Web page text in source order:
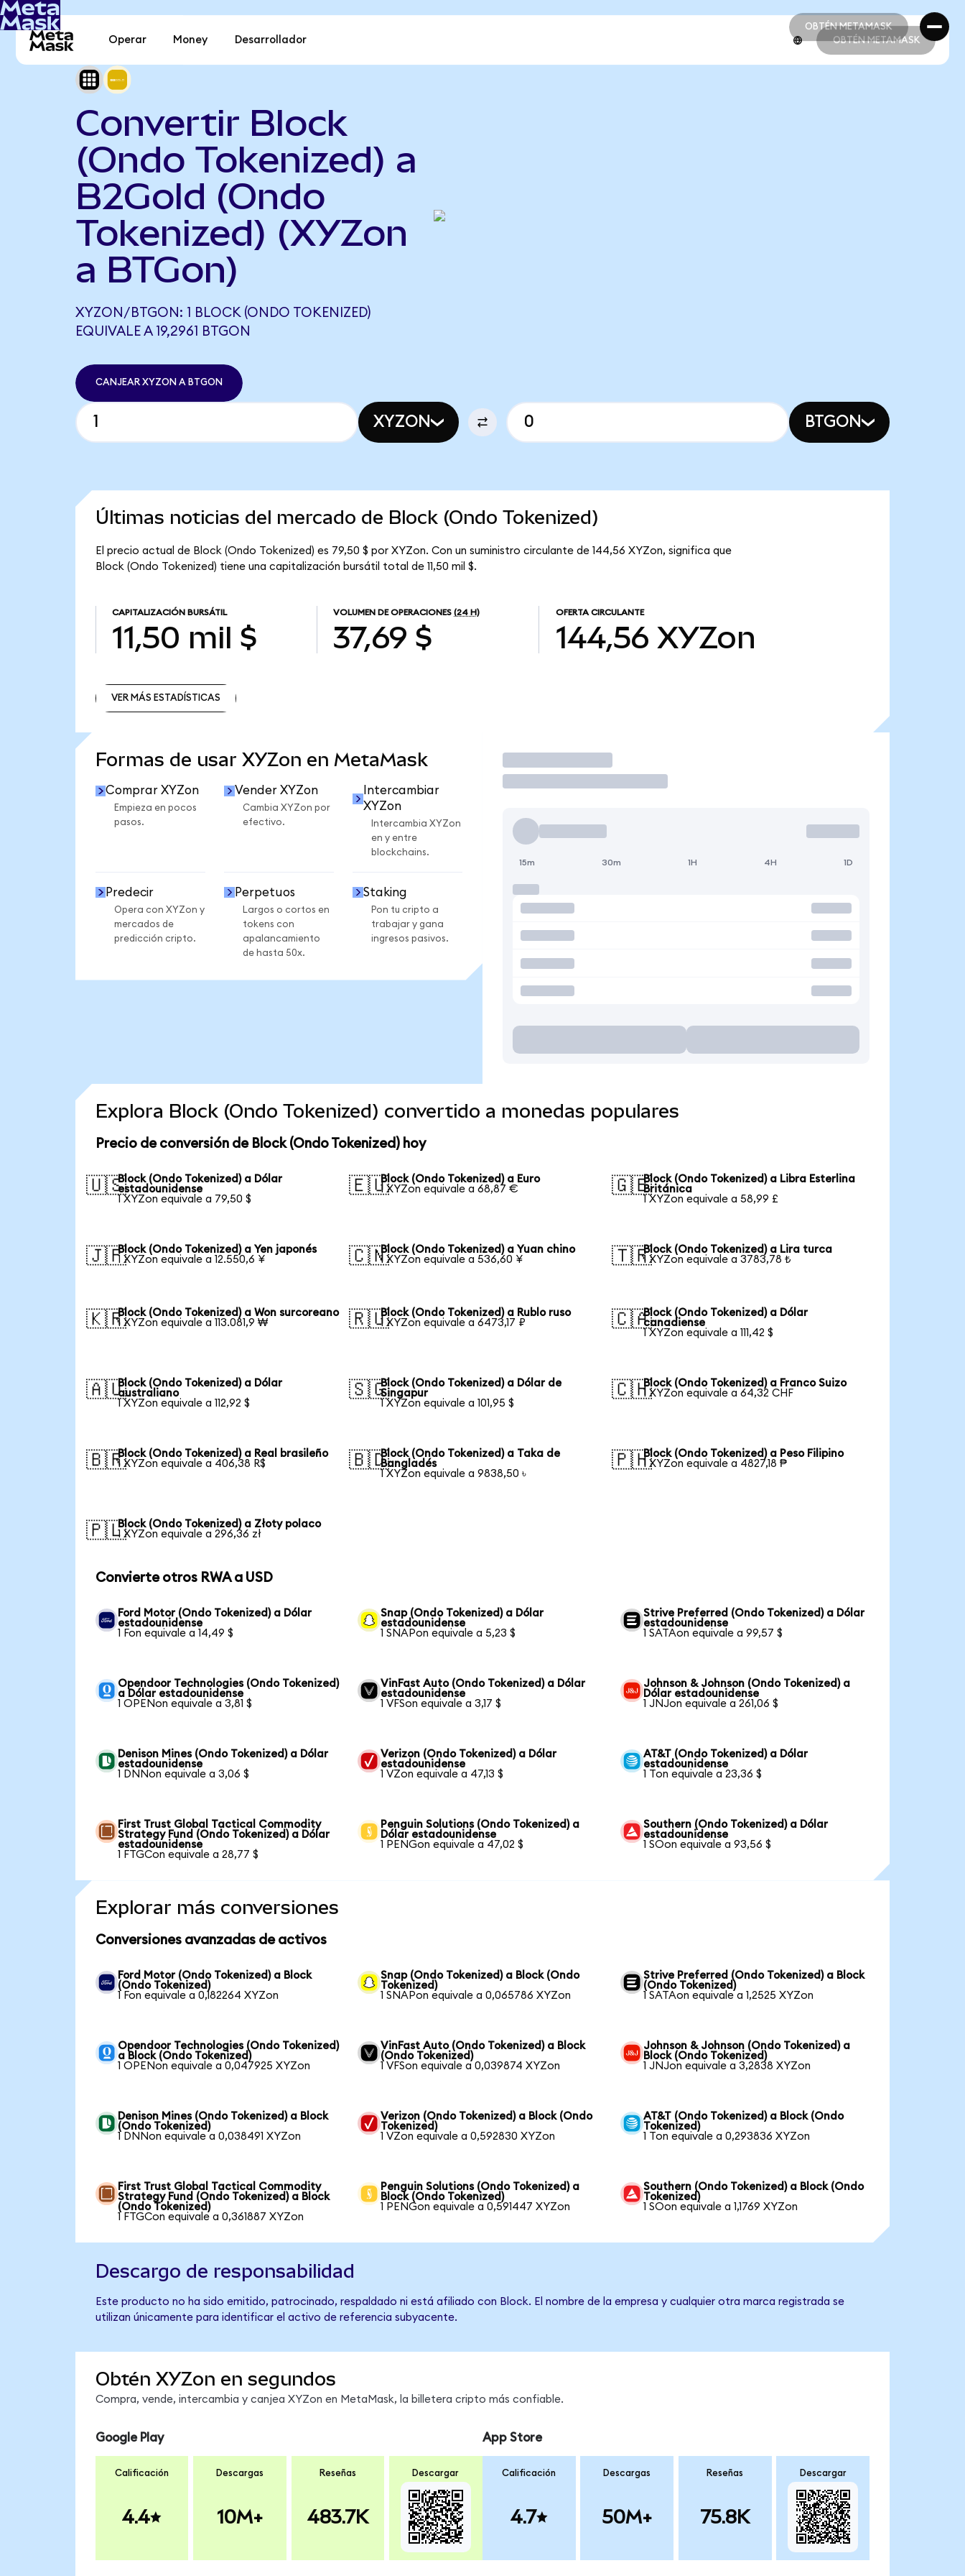
OBTÉN METAMASK
OBTÉN METAMASK
Operar Money Desarrollador OBTÉN METAMASK
Convertir Block
(Ondo Tokenized) a
B2Gold (Ondo
Tokenized) (XYZon
a BTGon)
XYZON/BTGON: 1 BLOCK (ONDO TOKENIZED)
EQUIVALE A 19,2961 BTGON
CANJEAR XYZON A BTGON
XYZON BTGON
Últimas noticias del mercado de Block (Ondo Tokenized)
El precio actual de Block (Ondo Tokenized) es 79,50 $ por XYZon. Con un suministro circulante de 144,56 XYZon, significa que
Block (Ondo Tokenized) tiene una capitalización bursátil total de 11,50 mil $.
CAPITALIZACIÓN BURSÁTIL
11,50 mil $
VOLUMEN DE OPERACIONES (24 H)
37,69 $
OFERTA CIRCULANTE
144,56 XYZon
VER MÁS ESTADÍSTICAS
Formas de usar XYZon en MetaMask
Comprar XYZon
Empieza en pocos
pasos.
Vender XYZon
Cambia XYZon por
efectivo.
Intercambiar
XYZon
Intercambia XYZon
en y entre
blockchains.
Predecir
Opera con XYZon y
mercados de
predicción cripto.
Perpetuos
Largos o cortos en
tokens con
apalancamiento
de hasta 50x.
Staking
Pon tu cripto a
trabajar y gana
ingresos pasivos.
Operar
15m 30m 1H 4H 1D
Explora Block (Ondo Tokenized) convertido a monedas populares
Precio de conversión de Block (Ondo Tokenized) hoy
🇺🇸Block (Ondo Tokenized) a Dólar
estadounidense
1 XYZon equivale a 79,50 $
🇪🇺Block (Ondo Tokenized) a Euro
1 XYZon equivale a 68,87 €
🇬🇧Block (Ondo Tokenized) a Libra Esterlina
Británica
1 XYZon equivale a 58,99 £
🇯🇵Block (Ondo Tokenized) a Yen japonés
1 XYZon equivale a 12.550,6 ¥
🇨🇳Block (Ondo Tokenized) a Yuan chino
1 XYZon equivale a 536,60 ¥
🇹🇷Block (Ondo Tokenized) a Lira turca
1 XYZon equivale a 3783,78 ₺
🇰🇷Block (Ondo Tokenized) a Won surcoreano
1 XYZon equivale a 113.081,9 ₩
🇷🇺Block (Ondo Tokenized) a Rublo ruso
1 XYZon equivale a 6473,17 ₽
🇨🇦Block (Ondo Tokenized) a Dólar
canadiense
1 XYZon equivale a 111,42 $
🇦🇺Block (Ondo Tokenized) a Dólar
australiano
1 XYZon equivale a 112,92 $
🇸🇬Block (Ondo Tokenized) a Dólar de
Singapur
1 XYZon equivale a 101,95 $
🇨🇭Block (Ondo Tokenized) a Franco Suizo
1 XYZon equivale a 64,32 CHF
🇧🇷Block (Ondo Tokenized) a Real brasileño
1 XYZon equivale a 406,38 R$
🇧🇩Block (Ondo Tokenized) a Taka de
Bangladés
1 XYZon equivale a 9838,50 ৳
🇵🇭Block (Ondo Tokenized) a Peso Filipino
1 XYZon equivale a 4827,18 ₱
🇵🇱Block (Ondo Tokenized) a Złoty polaco
1 XYZon equivale a 296,36 zł
Convierte otros RWA a USD
Ford Motor (Ondo Tokenized) a Dólar
estadounidense
1 Fon equivale a 14,49 $
Snap (Ondo Tokenized) a Dólar
estadounidense
1 SNAPon equivale a 5,23 $
Strive Preferred (Ondo Tokenized) a Dólar
estadounidense
1 SATAon equivale a 99,57 $
Opendoor Technologies (Ondo Tokenized)
a Dólar estadounidense
1 OPENon equivale a 3,81 $
VinFast Auto (Ondo Tokenized) a Dólar
estadounidense
1 VFSon equivale a 3,17 $
Johnson & Johnson (Ondo Tokenized) a
Dólar estadounidense
1 JNJon equivale a 261,06 $
Denison Mines (Ondo Tokenized) a Dólar
estadounidense
1 DNNon equivale a 3,06 $
Verizon (Ondo Tokenized) a Dólar
estadounidense
1 VZon equivale a 47,13 $
AT&T (Ondo Tokenized) a Dólar
estadounidense
1 Ton equivale a 23,36 $
First Trust Global Tactical Commodity
Strategy Fund (Ondo Tokenized) a Dólar
estadounidense
1 FTGCon equivale a 28,77 $
Penguin Solutions (Ondo Tokenized) a
Dólar estadounidense
1 PENGon equivale a 47,02 $
Southern (Ondo Tokenized) a Dólar
estadounidense
1 SOon equivale a 93,56 $
Explorar más conversiones
Conversiones avanzadas de activos
Ford Motor (Ondo Tokenized) a Block
(Ondo Tokenized)
1 Fon equivale a 0,182264 XYZon
Snap (Ondo Tokenized) a Block (Ondo
Tokenized)
1 SNAPon equivale a 0,065786 XYZon
Strive Preferred (Ondo Tokenized) a Block
(Ondo Tokenized)
1 SATAon equivale a 1,2525 XYZon
Opendoor Technologies (Ondo Tokenized)
a Block (Ondo Tokenized)
1 OPENon equivale a 0,047925 XYZon
VinFast Auto (Ondo Tokenized) a Block
(Ondo Tokenized)
1 VFSon equivale a 0,039874 XYZon
Johnson & Johnson (Ondo Tokenized) a
Block (Ondo Tokenized)
1 JNJon equivale a 3,2838 XYZon
Denison Mines (Ondo Tokenized) a Block
(Ondo Tokenized)
1 DNNon equivale a 0,038491 XYZon
Verizon (Ondo Tokenized) a Block (Ondo
Tokenized)
1 VZon equivale a 0,592830 XYZon
AT&T (Ondo Tokenized) a Block (Ondo
Tokenized)
1 Ton equivale a 0,293836 XYZon
First Trust Global Tactical Commodity
Strategy Fund (Ondo Tokenized) a Block
(Ondo Tokenized)
1 FTGCon equivale a 0,361887 XYZon
Penguin Solutions (Ondo Tokenized) a
Block (Ondo Tokenized)
1 PENGon equivale a 0,591447 XYZon
Southern (Ondo Tokenized) a Block (Ondo
Tokenized)
1 SOon equivale a 1,1769 XYZon
Descargo de responsabilidad
Este producto no ha sido emitido, patrocinado, respaldado ni está afiliado con Block. El nombre de la empresa y cualquier otra marca registrada se
utilizan únicamente para identificar el activo de referencia subyacente.
Obtén XYZon en segundos
Compra, vende, intercambia y canjea XYZon en MetaMask, la billetera cripto más confiable.
Google Play
Calificación
4.4
Descargas
10M+
Reseñas
483.7K
Descargar
App Store
Calificación
4.7
Descargas
50M+
Reseñas
75.8K
Descargar